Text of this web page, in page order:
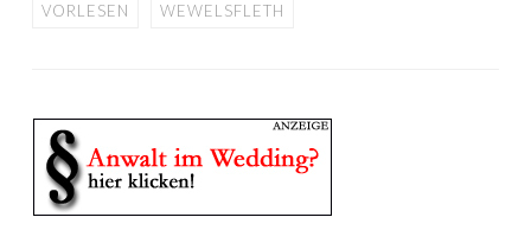
VORLESEN WEWELSFLETH